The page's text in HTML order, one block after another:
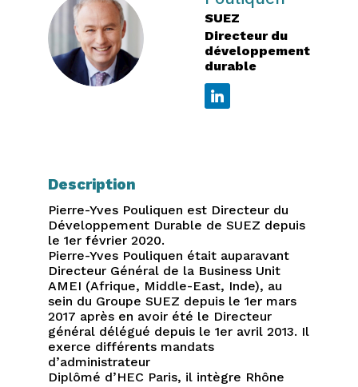
PP
SUEZ
Directeur du
développement
durable
Description
Pierre-Yves Pouliquen est Directeur du
Développement Durable de SUEZ depuis
le 1er février 2020.
Pierre-Yves Pouliquen était auparavant
Directeur Général de la Business Unit
AMEI (Afrique, Middle-East, Inde), au
sein du Groupe SUEZ depuis le 1er mars
2017 après en avoir été le Directeur
général délégué depuis le 1er avril 2013. Il
exerce différents mandats
d’administrateur
Diplômé d’HEC Paris, il intègre Rhône